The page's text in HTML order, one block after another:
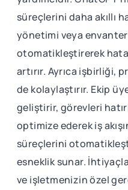
süreçlerini daha akıllı
yönetimi veya
otomatikleştirerek
artırır. Ayrıca işbirliği,
de kolaylaştırır. Ekip
geliştirir, görevleri
optimize ederek iş
süreçlerini
esneklik sunar.
ve işletmenizin özel